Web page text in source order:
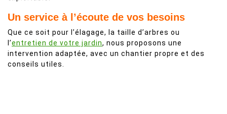
Un service à l’écoute de vos besoins
Que ce soit pour l’élagage, la taille d’arbres ou
l’entretien de votre jardin, nous proposons une
intervention adaptée, avec un chantier propre et des
conseils utiles.